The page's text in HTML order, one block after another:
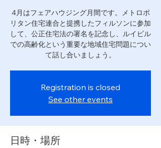
4月はフェアハウジング月間です。メトロポ
リタン住宅連合と提携したフィルソンに参加
して、公正住宅法の署名を記念し、ルイビル
での高齢化という重要な地域住宅問題につい
て話し合いましょう。
Registration is closed
See other events
日時・場所